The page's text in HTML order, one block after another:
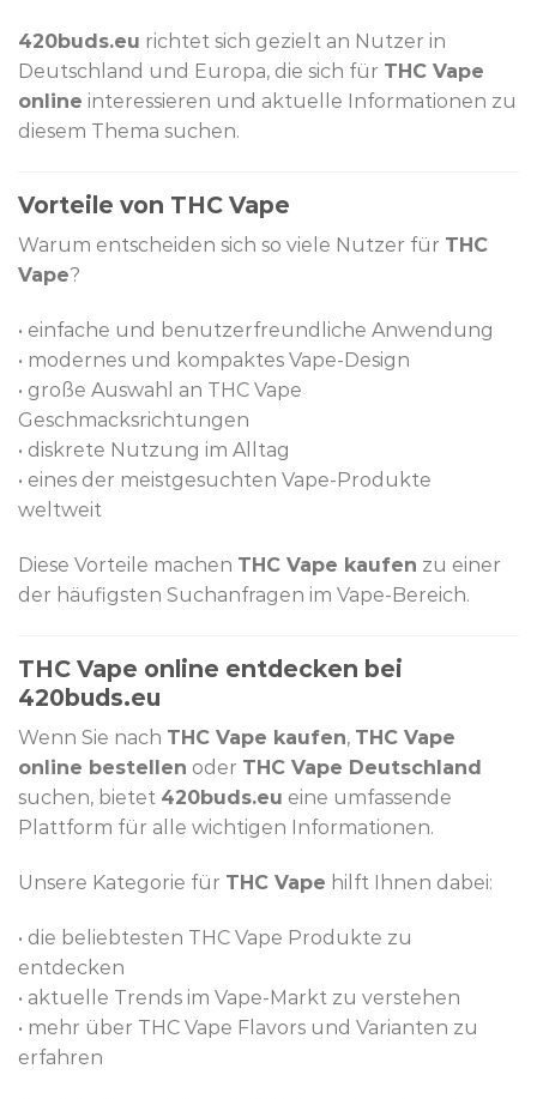
420buds.eu richtet sich gezielt an Nutzer in
Deutschland und Europa, die sich für THC Vape
online interessieren und aktuelle Informationen zu
diesem Thema suchen.
Vorteile von THC Vape
Warum entscheiden sich so viele Nutzer für THC
Vape?
• einfache und benutzerfreundliche Anwendung
• modernes und kompaktes Vape-Design
• große Auswahl an THC Vape
Geschmacksrichtungen
• diskrete Nutzung im Alltag
• eines der meistgesuchten Vape-Produkte
weltweit
Diese Vorteile machen THC Vape kaufen zu einer
der häufigsten Suchanfragen im Vape-Bereich.
THC Vape online entdecken bei
420buds.eu
Wenn Sie nach THC Vape kaufen, THC Vape
online bestellen oder THC Vape Deutschland
suchen, bietet 420buds.eu eine umfassende
Plattform für alle wichtigen Informationen.
Unsere Kategorie für THC Vape hilft Ihnen dabei:
• die beliebtesten THC Vape Produkte zu
entdecken
• aktuelle Trends im Vape-Markt zu verstehen
• mehr über THC Vape Flavors und Varianten zu
erfahren